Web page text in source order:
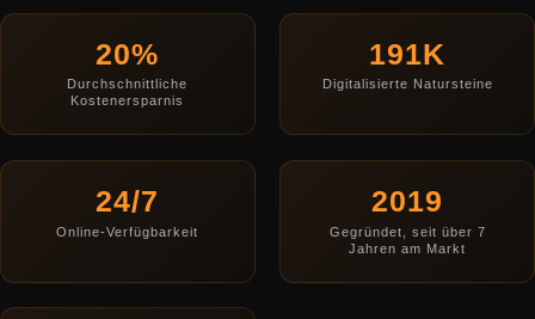
20%
Durchschnittliche
Kostenersparnis
191K
Digitalisierte Natursteine
24/7
Online-Verfügbarkeit
2019
Gegründet, seit über 7
Jahren am Markt